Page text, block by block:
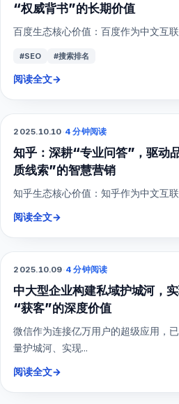
“权威背书”的长期价值
百度生态核心价值：百度作为中文互
#SEO #搜索排名
阅读全文→
SEO
2025.10.10·4 分钟阅读
知乎：深耕“专业问答”，驱动
质线索”的智慧营销
知乎生态核心价值：知乎作为中文互
阅读全文→
SEO
2025.10.09·4 分钟阅读
中大型企业构建私域护城河，
“获客”的深度价值
微信作为连接亿万用户的超级应用，
量护城河、实现...
阅读全文→